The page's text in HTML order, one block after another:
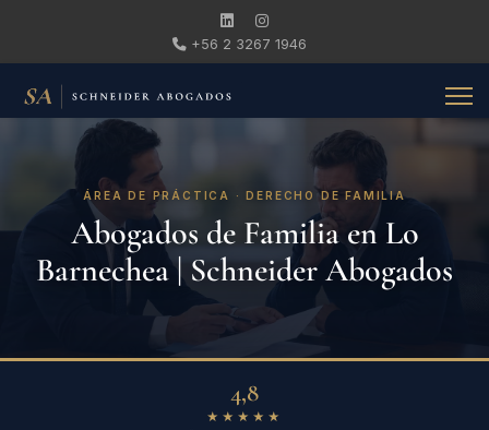
+56 2 3267 1946
ÁREA DE PRÁCTICA · DERECHO DE FAMILIA
Abogados de Familia en Lo
Barnechea | Schneider Abogados
4,8
★★★★★